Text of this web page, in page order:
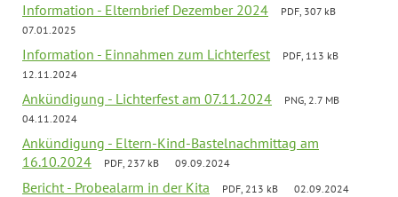
Information - Elternbrief Dezember 2024
PDF, 307 kB
07.01.2025
Information - Einnahmen zum Lichterfest
PDF, 113 kB
12.11.2024
Ankündigung - Lichterfest am 07.11.2024
PNG, 2.7 MB
04.11.2024
Ankündigung - Eltern-Kind-Bastelnachmittag am
16.10.2024
PDF, 237 kB 09.09.2024
Bericht - Probealarm in der Kita PDF, 213 kB 02.09.2024